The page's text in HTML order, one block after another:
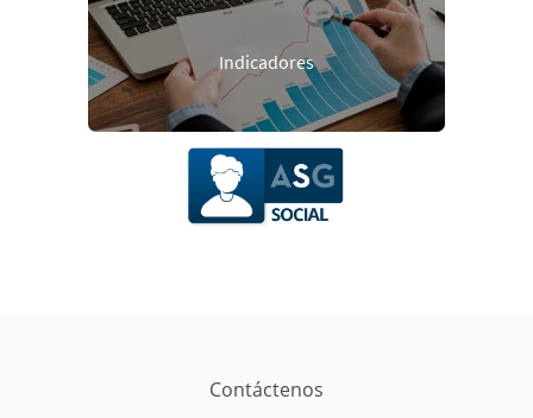
Indicadores
Contáctenos